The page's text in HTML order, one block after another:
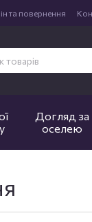
та повернення
Догляд за
оселею